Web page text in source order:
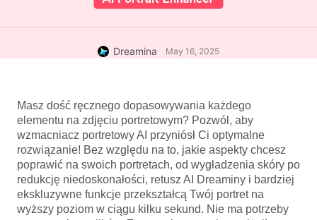
Dreamina May 16, 2025
Masz dość ręcznego dopasowywania każdego
elementu na zdjęciu portretowym? Pozwól, aby
wzmacniacz portretowy AI przyniósł Ci optymalne
rozwiązanie! Bez względu na to, jakie aspekty chcesz
poprawić na swoich portretach, od wygładzenia skóry po
redukcję niedoskonałości, retusz AI Dreaminy i bardziej
ekskluzywne funkcje przekształcą Twój portret na
wyższy poziom w ciągu kilku sekund. Nie ma potrzeby